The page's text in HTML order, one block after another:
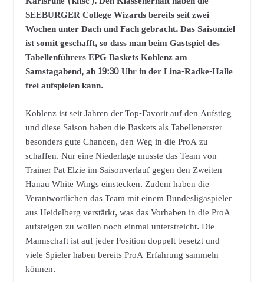
SEEBURGER College Wizards bereits seit zwei
Wochen unter Dach und Fach gebracht. Das Saisonziel
ist somit geschafft, so dass man beim Gastspiel des
Tabellenführers EPG Baskets Koblenz am
Samstagabend, ab 19:30 Uhr in der Lina-Radke-Halle
frei aufspielen kann.
Koblenz ist seit Jahren der Top-Favorit auf den Aufstieg
und diese Saison haben die Baskets als Tabellenerster
besonders gute Chancen, den Weg in die ProA zu
schaffen. Nur eine Niederlage musste das Team von
Trainer Pat Elzie im Saisonverlauf gegen den Zweiten
Hanau White Wings einstecken. Zudem haben die
Verantwortlichen das Team mit einem Bundesligaspieler
aus Heidelberg verstärkt, was das Vorhaben in die ProA
aufsteigen zu wollen noch einmal unterstreicht. Die
Mannschaft ist auf jeder Position doppelt besetzt und
viele Spieler haben bereits ProA-Erfahrung sammeln
können.